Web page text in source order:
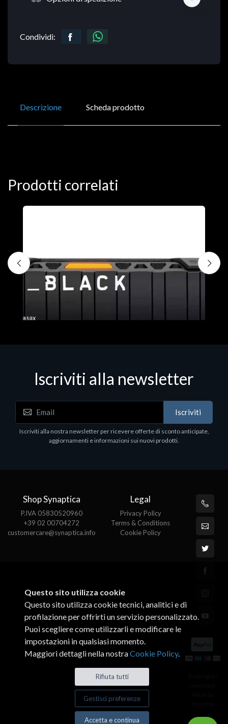
Condividi:
Descrizione Scheda prodotto
Prodotti correlati
WD_BLACK SN850X NVMe SSD
WDBB9H0020BNC - SSD - 2 TB - interno - M.2
2280 - PCIe 4.0 (NVMe) - dissipatore integrato -
nero
Iscriviti alla newsletter
Iscriviti
Iscriviti alla nostra newsletter per ricevere offerte di sconto anticipate,
aggiornamenti e informazioni sui nuovi prodotti.
Shop Synaptica
P.IVA 05830520960
+39 02 00704272
customercare@synaptica.info
Legal
Privacy Policy
Terms & Conditions
Cookie Policy
Questo sito utilizza cookie
Questo sito utilizza cookie tecnici, analitici e di
profilazione per offrirti un servizio personalizzato.
Puoi scegliere come utilizzarli e modificare le
impostazioni in qualsiasi momento.
Maggiori dettagli nella nostraCookie Policy.
Rifiuta tutti
Gestisci preferenze
Accetta e continua